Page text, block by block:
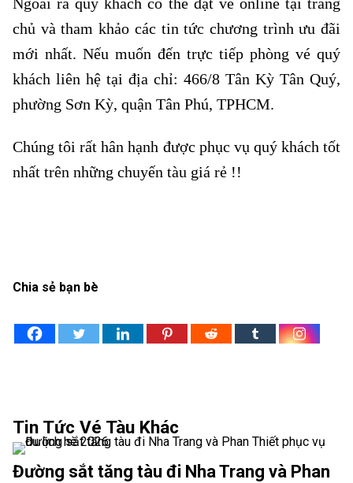
chủ và tham khảo các tin tức chương trình ưu đãi
mới nhất. Nếu muốn đến trực tiếp phòng vé quý
khách liên hệ tại địa chỉ: 466/8 Tân Kỳ Tân Quý,
phường Sơn Kỳ, quận Tân Phú, TPHCM.
Chúng tôi rất hân hạnh được phục vụ quý khách tốt
nhất trên những chuyến tàu giá rẻ !!
Chia sẻ bạn bè
Tin Tức Vé Tàu Khác
Đường sắt tăng tàu đi Nha Trang và Phan